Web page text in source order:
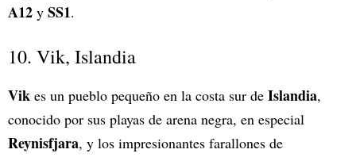
A12 y SS1.
10. Vik, Islandia
Vik es un pueblo pequeño en la costa sur de Islandia,
conocido por sus playas de arena negra, en especial
Reynisfjara, y los impresionantes farallones de